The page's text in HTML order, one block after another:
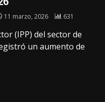
11 marzo, 2026 631
(IPP) del sector de
un aumento de